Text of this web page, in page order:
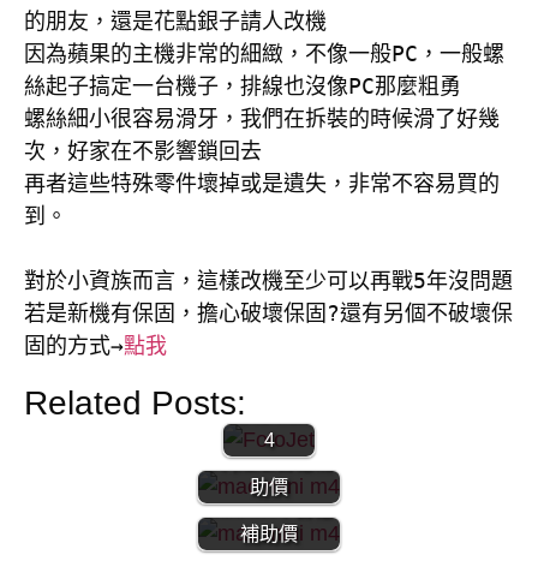
的朋友，還是花點銀子請人改機
因為蘋果的主機非常的細緻，不像一般PC，一般螺
絲起子搞定一台機子，排線也沒像PC那麼粗勇
螺絲細小很容易滑牙，我們在拆裝的時候滑了好幾
次，好家在不影響鎖回去
再者這些特殊零件壞掉或是遺失，非常不容易買的
到。
對於小資族而言，這樣改機至少可以再戰5年沒問題
若是新機有保固，擔心破壞保固?還有另個不破壞保
固的方式→點我
Related Posts:
外接盒 |
外接USB
MAC mini
4
【MAC】MAC
mini M4 | 開箱
文 |陸版百億補
助價
【MAC】Mac
Mini m4｜百憶
補助價